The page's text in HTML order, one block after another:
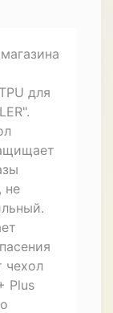
для
не
чехол
Plus